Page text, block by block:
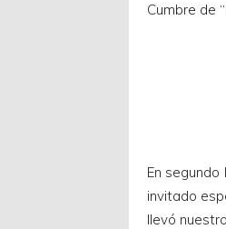
Cumbre de
En
invitado
llevó